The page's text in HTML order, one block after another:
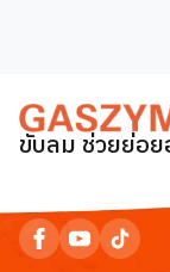
ขับลม ช่วยย่อ